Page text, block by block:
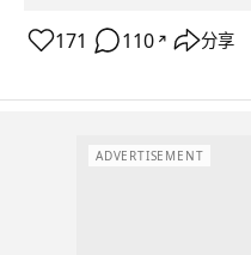
171 110 ↗ 分享
ADVERTISEMENT